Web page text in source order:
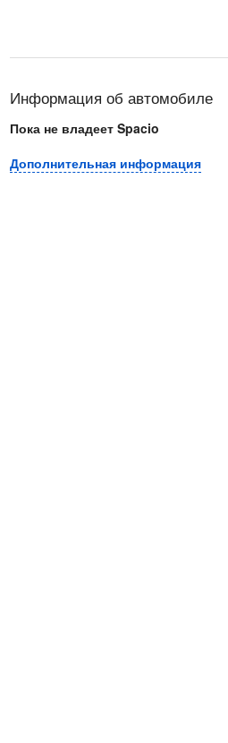
Информация об автомобиле
Пока не владеет Spacio
Дополнительная информация